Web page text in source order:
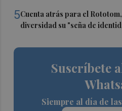
5Cuenta atrás para el
diversidad su "seña de
Suscríbete
Siempre al día de